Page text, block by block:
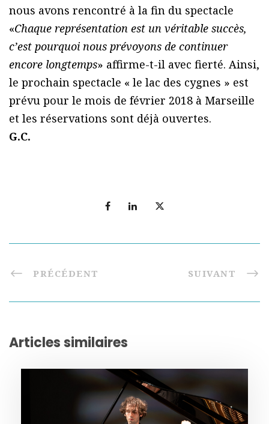
nous avons rencontré à la fin du spectacle
«Chaque représentation est un véritable succès,
c’est pourquoi nous prévoyons de continuer
encore longtemps» affirme-t-il avec fierté. Ainsi,
le prochain spectacle « le lac des cygnes » est
prévu pour le mois de février 2018 à Marseille
et les réservations sont déjà ouvertes.
G.C.
PRÉCÉDENT SUIVANT
Articles similaires